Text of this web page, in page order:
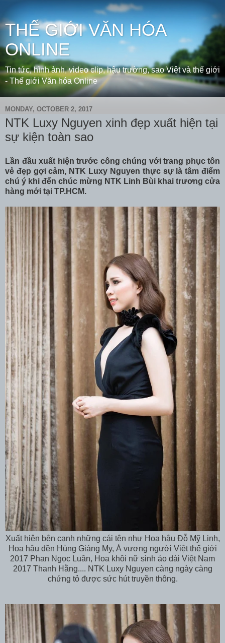
THẾ GIỚI VĂN HÓA
ONLINE
Tin tức, hình ảnh, video clip, hậu trường, sao Việt và thế giới
- Thế giới Văn hóa Online
MONDAY, OCTOBER 2, 2017
NTK Luxy Nguyen xinh đẹp xuất hiện tại
sự kiện toàn sao
Lần đầu xuất hiện trước công chúng với trang phục tôn
vẻ đẹp gợi cảm, NTK Luxy Nguyen thực sự là tâm điểm
chú ý khi đến chúc mừng NTK Linh Bùi khai trương cửa
hàng mới tại TP.HCM.
Xuất hiện bên cạnh những cái tên như Hoa hậu Đỗ Mỹ Linh,
Hoa hậu đền Hùng Giáng My, Á vương người Việt thế giới
2017 Phan Ngọc Luân, Hoa khôi nữ sinh áo dài Việt Nam
2017 Thanh Hằng.... NTK Luxy Nguyen càng ngày càng
chứng tỏ được sức hút truyền thông.